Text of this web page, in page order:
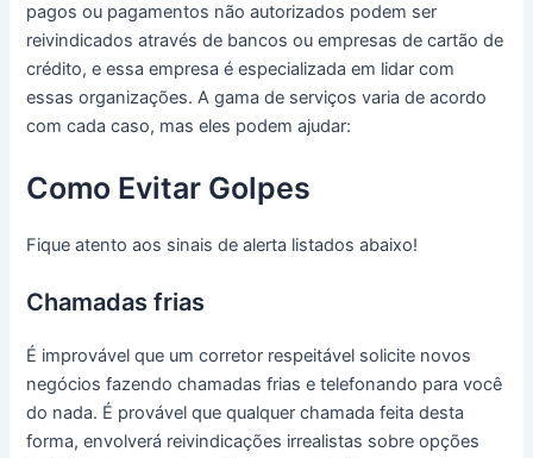
pagos ou pagamentos não autorizados podem ser
reivindicados através de bancos ou empresas de cartão de
crédito, e essa empresa é especializada em lidar com
essas organizações. A gama de serviços varia de acordo
com cada caso, mas eles podem ajudar:
Como Evitar Golpes
Fique atento aos sinais de alerta listados abaixo!
Chamadas frias
É improvável que um corretor respeitável solicite novos
negócios fazendo chamadas frias e telefonando para você
do nada. É provável que qualquer chamada feita desta
forma, envolverá reivindicações irrealistas sobre opções